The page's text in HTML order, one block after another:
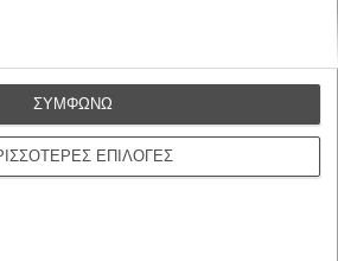
ΕΠΙΛΟΓΕΣ
ΣΥΜΦΩΝΩ